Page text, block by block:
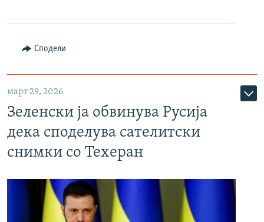
Сподели
март 29, 2026
Зеленски ја обвинува Русија
дека споделува сателитски
снимки со Техеран